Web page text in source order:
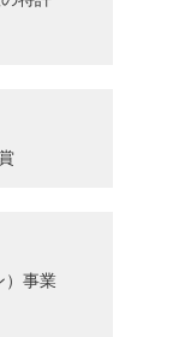
）事業